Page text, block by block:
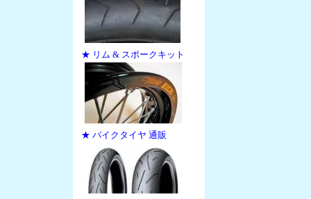
★ リム & スポークキット
★ バイクタイヤ 通販